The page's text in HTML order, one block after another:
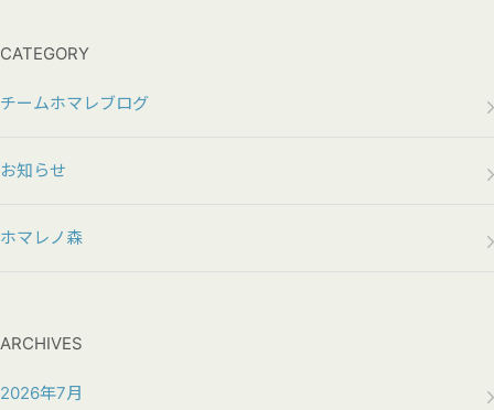
CATEGORY
チームホマレブログ
お知らせ
ホマレノ森
ARCHIVES
2026年7月